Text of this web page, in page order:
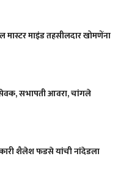
मास्टर माइंड तहसीलदार खोमणेंना
सभापती आवरा, चांगले
शैलेश फडसे यांची नांदेडला